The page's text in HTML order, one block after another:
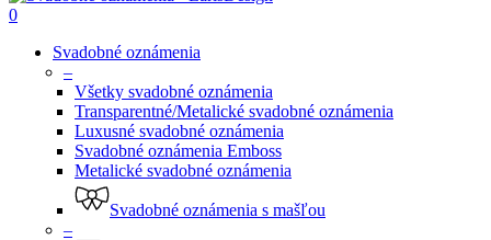
0
Svadobné oznámenia
–
Všetky svadobné oznámenia
Transparentné/Metalické svadobné oznámenia
Luxusné svadobné oznámenia
Svadobné oznámenia Emboss
Metalické svadobné oznámenia
Svadobné oznámenia s mašľou
–